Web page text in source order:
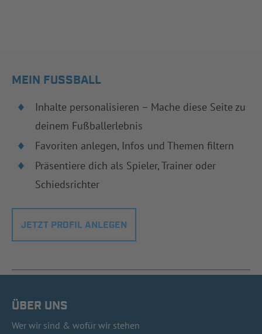
MEIN FUSSBALL
Inhalte personalisieren – Mache diese Seite zu
deinem Fußballerlebnis
Favoriten anlegen, Infos und Themen filtern
Präsentiere dich als Spieler, Trainer oder
Schiedsrichter
JETZT PROFIL ANLEGEN
ÜBER UNS
Wer wir sind & wofür wir stehen